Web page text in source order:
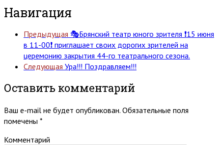
Навигация
Предыдущая 🎭Брянский театр юного зрителя ❗️15 июня
в 11-00❗️ приглашает своих дорогих зрителей на
церемонию закрытия 44-го театрального сезона.
Следующая Ура!!! Поздравляем!!!
Оставить комментарий
Ваш e-mail не будет опубликован. Обязательные поля
помечены *
Комментарий